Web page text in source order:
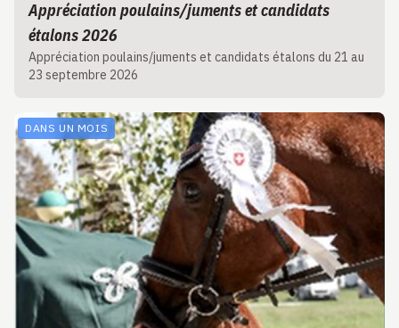
Appréciation poulains/juments et candidats
étalons 2026
Appréciation poulains/juments et candidats étalons du 21 au
23 septembre 2026
DANS UN MOIS